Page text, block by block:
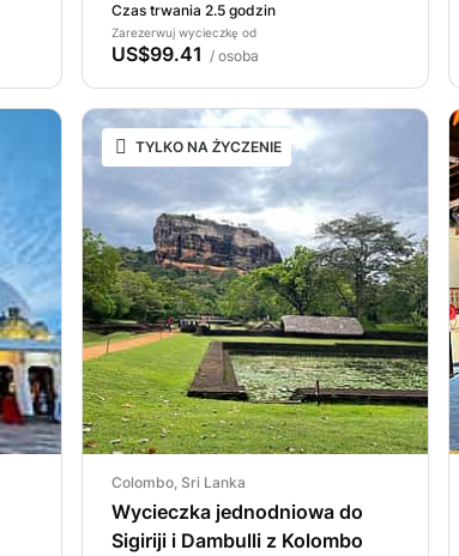
Czas trwania 2.5 godzin
Zarezerwuj wycieczkę od
US$99.41 / osoba
TYLKO NA ŻYCZENIE
Colombo, Sri Lanka
Wycieczka jednodniowa do
Sigiriji i Dambulli z Kolombo